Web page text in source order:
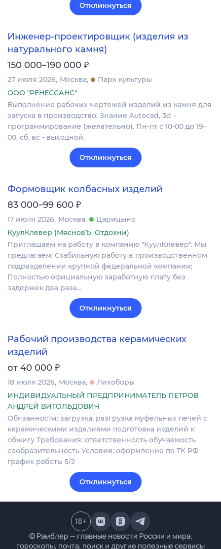
Откликнуться
Инженер-проектировщик (изделия из
натурального камня)
150 000–190 000 ₽
27 июля 2026 Москва
Парк культуры
ООО "РЕНЕССАНС"
Выполнение рабочих чертежей изделий из камня для
запуска в производство. Знание Autocad, 3d -
программирование (желательно). Пн-пт с 10-00 до 19-
00, сб, вс - выходной.
Откликнуться
Формовщик колбасных изделий
83 000–99 600 ₽
17 июля 2026 Москва
Царицыно
КуулКлевер (МясновЪ, Отдохни)
Приглашаем на работу в компанию "КуулКлевер". Мы
предлагаем: Стабильную работу в производственном
подразделении крупной федеральной компании;
Полностью официальную заработную плату без
задержек два раза…
Откликнуться
Рабочий производства керамических
изделий
от 40 000 ₽
18 июля 2026 Москва
Лихоборы
ИНДИВИДУАЛЬНЫЙ ПРЕДПРИНИМАТЕЛЬ ПЕТРОВ
АНДРЕЙ ВИТОЛЬДОВИЧ
Обязанности: загрузка, разгрузка муфельных печей с
керамическими изделиями подготовка изделий к
обжигу Требования: ответственность обучаемость
сообразительность Условия: оформление по ТК РФ
график работы 5/2
Откликнуться
© Рамблер — главные новости России и мира,
гороскопы, почта, поиск и другие полезные сервисы
18+